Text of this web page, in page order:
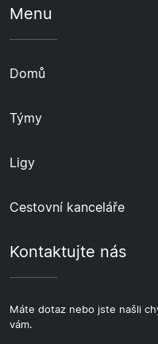
Menu
Domů
Týmy
Ligy
Cestovní kanceláře
Kontaktujte nás
Máte dotaz nebo jste našli
vám.